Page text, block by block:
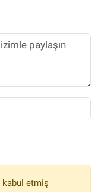
kabul etmiş